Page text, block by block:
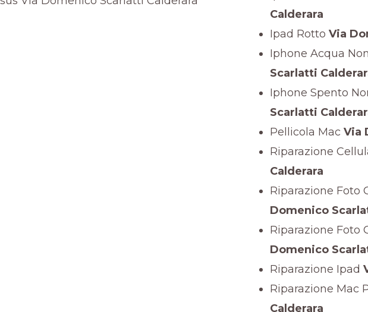
Calderara
Ipad Rotto Via
Iphone Acqua
Scarlatti
Iphone Spento
Scarlatti
Pellicola Mac Via
Riparazione
Calderara
Riparazione Foto
Domenico
Riparazione Foto
Domenico
Riparazione Ipad
Riparazione Mac
Calderara